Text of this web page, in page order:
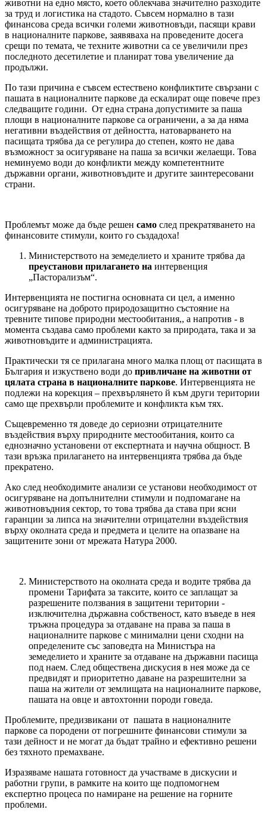
животни на едно място, което облекчава значително разходите
за труд и логистика на стадото. Съвсем нормално в тази
финансова среда всички големи животновъди, пасящи крави
в националните паркове, заявяваха на проведените досега
срещи по темата, че техните животни са се увеличили през
последното десетилетие и планират това увеличение да
продължи.
По тази причина е съвсем естествено конфликтите свързани с
пашата в националните паркове да ескалират още повече през
следващите години. От една страна допустимите за паша
площи в националните паркове са ограничени, а за да няма
негативни въздействия от дейността, натоварването на
пасищата трябва да се регулира до степен, която не дава
възможност за осигуряване на паша за всички желаещи. Това
неминуемо води до конфликти между компетентните
държавни органи, животновъдите и другите заинтересовани
страни.
Проблемът може да бъде решен само след прекратяването на
финансовите стимули, които го създадоха!
Министерството на земеделието и храните трябва да
преустанови прилагането на интервенция
„Пасторализъм“.
Интервенцията не постигна основната си цел, а именно
осигуряване на доброто природозащитно състояние на
тревните типове природни местообитания,, а напротив - в
момента създава само проблеми както за природата, така и за
животновъдите и администрацията.
Практически тя се прилагана много малка площ от пасищата в
България и изкуствено води до привличане на животни от
цялата страна в националните паркове. Интервенцията не
подлежи на корекция – прехвърлянето й към други територии
само ще прехвърли проблемите и конфликта към тях.
Същевременно тя доведе до сериозни отрицателните
въздействия върху природните местообитания, които са
еднозначно установени от експертната и научна общност. В
тази връзка прилагането на интервенцията трябва да бъде
прекратено.
Ако след необходимите анализи се установи необходимост от
осигуряване на допълнителни стимули и подпомагане на
животновъдния сектор, то това трябва да става при ясни
гаранции за липса на значителни отрицателни въздействия
върху околната среда и предмета и целите на опазване на
защитените зони от мрежата Натура 2000.
Министерството на околната среда и водите трябва да
промени Тарифата за таксите, които се заплащат за
разрешените ползвания в защитени територии -
изключителна държавна собственост, като въведе в нея
тръжна процедура за отдаване на права за паша в
националните паркове с минимални цени сходни на
определените със заповедта на Министъра на
земеделието и храните за отдаване на държавни пасища
под наем. След обществена дискусия в нея може да се
предвидят и приоритетно даване на разрешителни за
паша на жители от землищата на националните паркове,
пашата на овце и автохтонни породи говеда.
Проблемите, предизвикани от пашата в националните
паркове са породени от погрешните финансови стимули за
тази дейност и не могат да бъдат трайно и ефективно решени
без тяхното премахване.
Изразяваме нашата готовност да участваме в дискусии и
работни групи, в рамките на които ще подпомогнем
експертно процеса по намиране на решение на горните
проблеми.